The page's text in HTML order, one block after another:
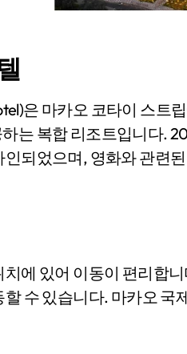
은 마카오 코타이 스트
는 복합 리조트입니다.
되었으며, 영화와 관련
에 있어 이동이 편리합
수 있습니다. 마카오 국